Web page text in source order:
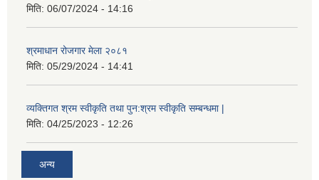
मिति: 06/07/2024 - 14:16
श्रमाधान रोजगार मेला २०८१
मिति: 05/29/2024 - 14:41
व्यक्तिगत श्रम स्वीकृति तथा पुन:श्रम स्वीकृति सम्बन्धमा |
मिति: 04/25/2023 - 12:26
अन्य